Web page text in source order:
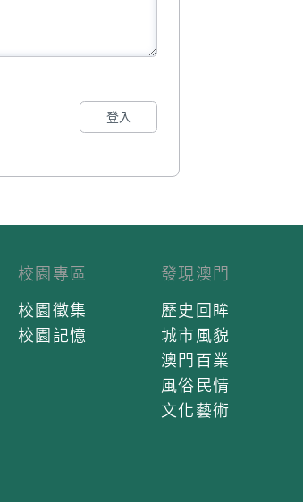
登入
校園專區
校園徵集
校園記憶
發現澳門
歷史回眸
城市風貌
澳門百業
風俗民情
文化藝術